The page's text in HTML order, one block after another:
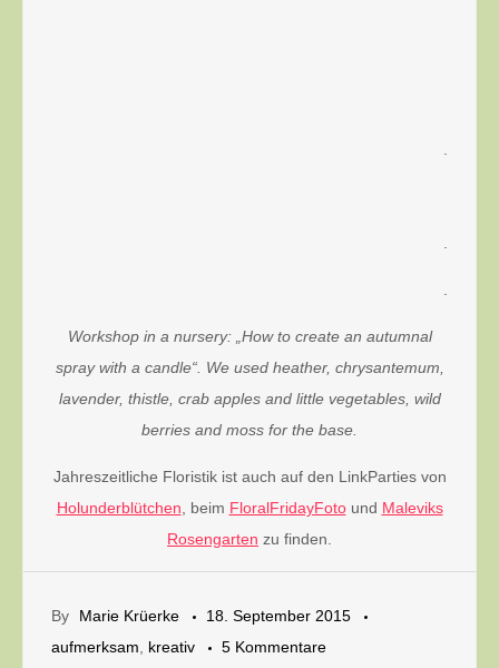
Workshop in a nursery: „How to create an autumnal
spray with a candle“. We used heather, chrysantemum,
lavender, thistle, crab apples and little vegetables, wild
berries and moss for the base.
Jahreszeitliche Floristik ist auch auf den LinkParties von
Holunderblütchen , beim FloralFridayFotound Maleviks
Rosengarten zu finden.
By Marie Krüerke
18. September 2015
aufmerksam
kreativ 5 Kommentarezu